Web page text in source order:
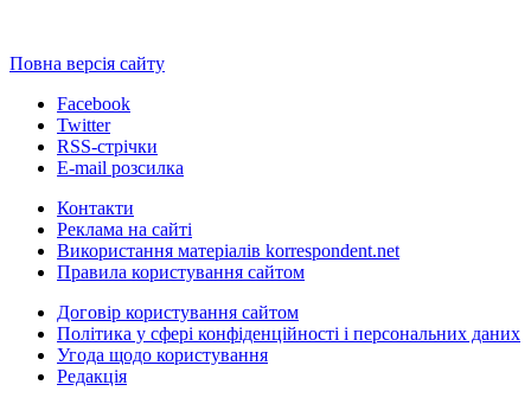
Повна версія сайту
Facebook
Twitter
RSS-стрічки
E-mail розсилка
Контакти
Реклама на сайті
Використання матеріалів korrespondent.net
Правила користування сайтом
Договір користування сайтом
Політика у сфері конфіденційності і персональних даних
Угода щодо користування
Редакція